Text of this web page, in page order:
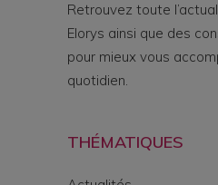
Retrouvez toute
Elorys ainsi que des
pour mieux vous
quotidien.
THÉMATIQUES